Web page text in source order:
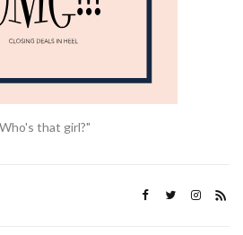
that girl?"